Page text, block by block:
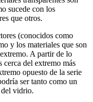
sucede con los
que otros.
(conocidos como
y los materiales que son
A partir de lo
cerca del extremo más
opuesto de la serie
ser tanto como un
vidrio.